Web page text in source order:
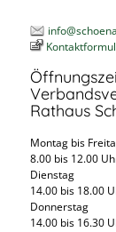
Rathaus
Montag bis
8.00 bis 12.00
14.00 bis 18.00
Donnerstag
14.00 bis 16.30